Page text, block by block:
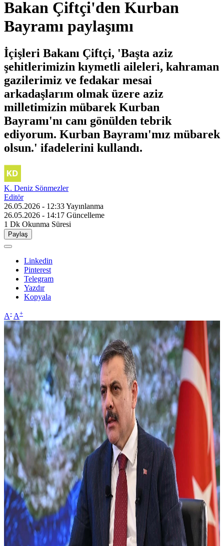
Bakan Çiftçi'den Kurban
Bayramı paylaşımı
İçişleri Bakanı Çiftçi, 'Başta aziz
şehitlerimizin kıymetli aileleri, kahraman
gazilerimiz ve fedakar mesai
arkadaşlarım olmak üzere aziz
milletimizin mübarek Kurban
Bayramı'nı canı gönülden tebrik
ediyorum. Kurban Bayramı'mız mübarek
olsun.' ifadelerini kullandı.
K. Deniz Sönmezler
Editör
26.05.2026 - 12:33Yayınlanma
26.05.2026 - 14:17 Güncelleme
1 Dk Okunma Süresi
Paylaş
Linkedin
Pinterest
Telegram
Yazdır
Kopyala
A- A+